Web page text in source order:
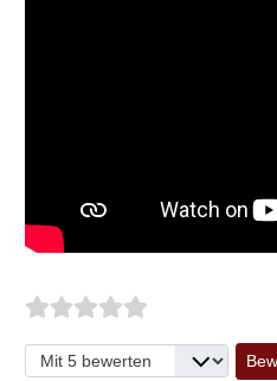
Bitte bewerten